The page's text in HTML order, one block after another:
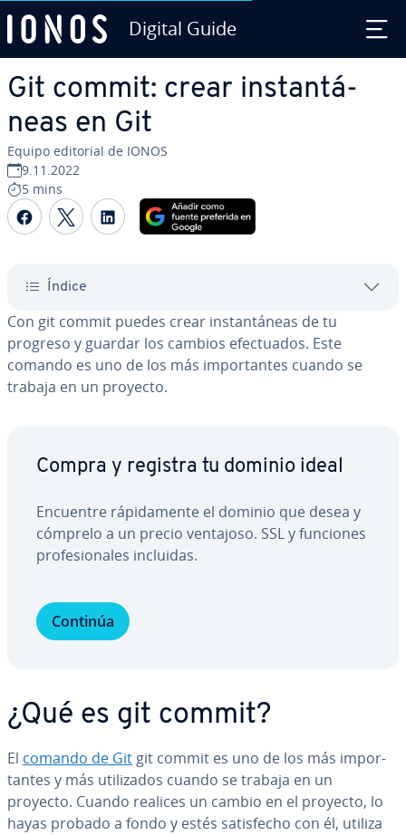
Digital Guide
Git commit: crear in­s­ta­n­tá­
neas en Git
Equipo editorial de IONOS
9.11.2022
5 mins
Compartir Facebook
Compartir Twitter
Compartir LinkedIn
Índice
Con git commit puedes crear in­s­ta­n­tá­neas de tu
progreso y guardar los cambios efe­c­tua­dos. Este
comando es uno de los más im­po­r­ta­n­tes cuando se
trabaja en un proyecto.
Compra y registra tu dominio ideal
Encuentre rá­pi­da­me­n­te el dominio que desea y
cómprelo a un precio ventajoso. SSL y funciones
pro­fe­sio­na­les incluidas.
Continúa
¿Qué es git commit?
El comando de Git git commit es uno de los más im­po­r­
ta­n­tes y más uti­li­za­dos cuando se trabaja en un
proyecto. Cuando realices un cambio en el proyecto, lo
hayas probado a fondo y estés sa­ti­s­fe­cho con él, utiliza